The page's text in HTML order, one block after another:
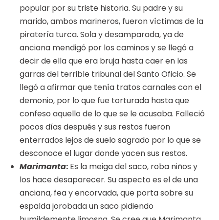
popular por su triste historia. Su padre y su
marido, ambos marineros, fueron víctimas de la
piratería turca. Sola y desamparada, ya de
anciana mendigó por los caminos y se llegó a
decir de ella que era bruja hasta caer en las
garras del terrible tribunal del Santo Oficio. Se
llegó a afirmar que tenía tratos carnales con el
demonio, por lo que fue torturada hasta que
confeso aquello de lo que se le acusaba. Falleció
pocos días después y sus restos fueron
enterrados lejos de suelo sagrado por lo que se
desconoce el lugar donde yacen sus restos.
Marimanta: Es la meiga del saco, roba niños y
los hace desaparecer. Su aspecto es el de una
anciana, fea y encorvada, que porta sobre su
espalda jorobada un saco pidiendo